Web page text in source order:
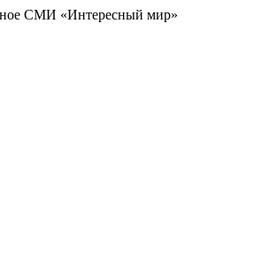
СМИ «Интересный мир»